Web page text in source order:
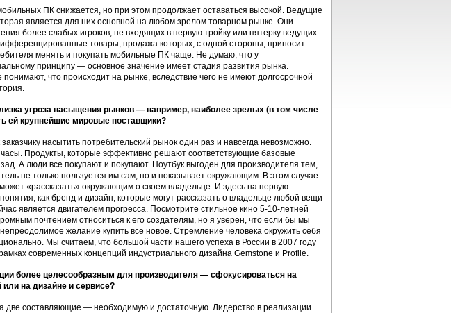
ПК снижается, но при этом продолжает оставаться высокой. Ведущие
является для них основной на любом зрелом товарном рынке. Они
более слабых игроков, не входящих в первую тройку или пятерку ведущих
товары, продажа которых, с одной стороны, приносит
менять и покупать мобильные ПК чаще. Не думаю, что у
принципу — основное значение имеет стадия развития рынка.
что происходит на рынке, вследствие чего не имеют долгосрочной
угроза насыщения рынков — например, наиболее зрелых (в том числе
ей крупнейшие мировые поставщики?
насытить потребительский рынок один раз и навсегда невозможно.
Продукты, которые эффективно решают соответствующие базовые
А люди все покупают и покупают. Ноутбук выгоден для производителя тем,
не только пользуется им сам, но и показывает окружающим. В этом случае
«рассказать» окружающим о своем владельце. И здесь на первую
как бренд и дизайн, которые могут рассказать о владельце любой вещи
является двигателем прогресса. Посмотрите стильное кино 5-10-летней
почтением относиться к его создателям, но я уверен, что если бы мы
желание купить все новое. Стремление человека окружить себя
Мы считаем, что большой части нашего успеха в России в 2007 году
современных концепций индустриального дизайна Gemstone и Profile.
более целесообразным для производителя — сфокусироваться на
на дизайне и сервисе?
две составляющие — необходимую и достаточную. Лидерство в реализации